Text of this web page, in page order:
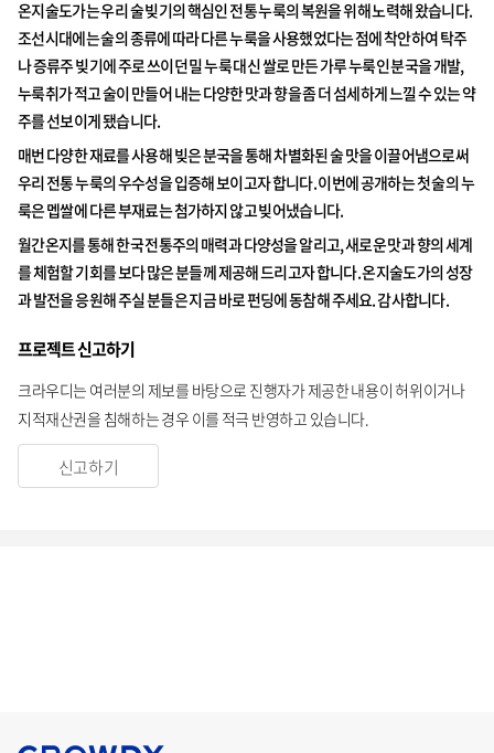
온지술도가는 우리 술 빚기의 핵심인 전통 누룩의 복원을 위해 노력해 왔습니다.
조선시대에는 술의 종류에 따라 다른 누룩을 사용했었다는 점에 착안하여 탁주
나 증류주 빚기에 주로 쓰이던 밀 누룩 대신 쌀로 만든 가루 누룩인 분국을 개발,
누룩취가 적고 술이 만들어 내는 다양한 맛과 향을 좀 더 섬세하게 느낄 수 있는 약
주를 선보이게 됐습니다.
매번 다양한 재료를 사용해 빚은 분국을 통해 차별화된 술 맛을 이끌어냄으로써
우리 전통 누룩의 우수성을 입증해 보이고자 합니다. 이번에 공개하는 첫 술의 누
룩은 멥쌀에 다른 부재료는 첨가하지 않고 빚어냈습니다.
월간온지를 통해 한국 전통주의 매력과 다양성을 알리고, 새로운 맛과 향의 세계
를 체험할 기회를 보다 많은 분들께 제공해 드리고자 합니다. 온지술도가의 성장
과 발전을 응원해 주실 분들은 지금 바로 펀딩에 동참해 주세요. 감사합니다.
프로젝트 신고하기
크라우디는 여러분의 제보를 바탕으로 진행자가 제공한 내용이 허위이거나
지적재산권을 침해하는 경우 이를 적극 반영하고 있습니다.
신고하기